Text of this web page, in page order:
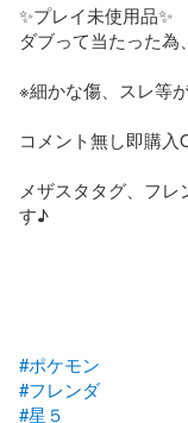
✨プレイ未使用品✨
ダブって当たった為
※細かな傷、スレ等
コメント無し即購入
メザスタタグ、フ
す♪
#ポケモン
#フレンダ
#星５